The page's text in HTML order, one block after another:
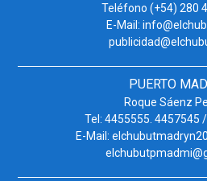
Teléfono (+54) 280
E-Mail:
PUERTO
Roque Sáenz
Tel: 4455555. 4457545
E-Mail: